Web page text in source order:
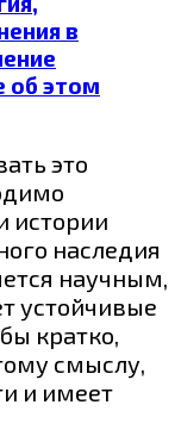
в
об этом
это
истории
наследия
научным,
устойчивые
кратко,
смыслу,
и имеет